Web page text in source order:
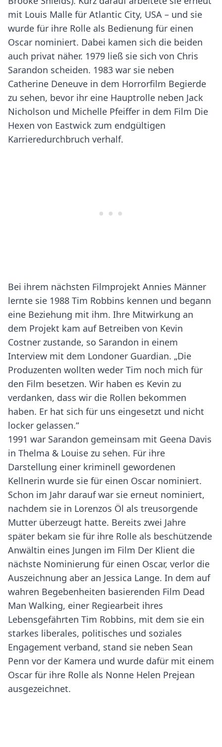
mit Louis Malle für Atlantic City, USA – und sie
wurde für ihre Rolle als Bedienung für einen
Oscar nominiert. Dabei kamen sich die beiden
auch privat näher. 1979 ließ sie sich von Chris
Sarandon scheiden. 1983 war sie neben
Catherine Deneuve in dem Horrorfilm Begierde
zu sehen, bevor ihr eine Hauptrolle neben Jack
Nicholson und Michelle Pfeiffer in dem Film Die
Hexen von Eastwick zum endgültigen
Karrieredurchbruch verhalf.
Bei ihrem nächsten Filmprojekt Annies Männer
lernte sie 1988 Tim Robbins kennen und begann
eine Beziehung mit ihm. Ihre Mitwirkung an
dem Projekt kam auf Betreiben von Kevin
Costner zustande, so Sarandon in einem
Interview mit dem Londoner Guardian. „Die
Produzenten wollten weder Tim noch mich für
den Film besetzen. Wir haben es Kevin zu
verdanken, dass wir die Rollen bekommen
haben. Er hat sich für uns eingesetzt und nicht
locker gelassen.“
1991 war Sarandon gemeinsam mit Geena Davis
in Thelma & Louise zu sehen. Für ihre
Darstellung einer kriminell gewordenen
Kellnerin wurde sie für einen Oscar nominiert.
Schon im Jahr darauf war sie erneut nominiert,
nachdem sie in Lorenzos Öl als treusorgende
Mutter überzeugt hatte. Bereits zwei Jahre
später bekam sie für ihre Rolle als beschützende
Anwältin eines Jungen im Film Der Klient die
nächste Nominierung für einen Oscar, verlor die
Auszeichnung aber an Jessica Lange. In dem auf
wahren Begebenheiten basierenden Film Dead
Man Walking, einer Regiearbeit ihres
Lebensgefährten Tim Robbins, mit dem sie ein
starkes liberales, politisches und soziales
Engagement verband, stand sie neben Sean
Penn vor der Kamera und wurde dafür mit einem
Oscar für ihre Rolle als Nonne Helen Prejean
ausgezeichnet.